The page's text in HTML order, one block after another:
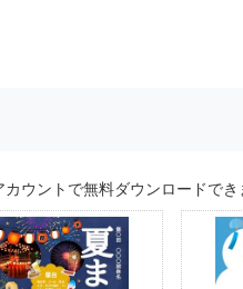
カウントで無料ダウンロードでき